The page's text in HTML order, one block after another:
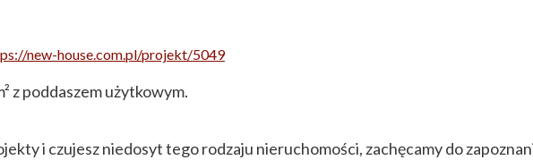
new-house.com.pl/projekt/5049
z poddaszem użytkowym.
i czujesz niedosyt tego rodzaju nieruchomości, zachęcamy do